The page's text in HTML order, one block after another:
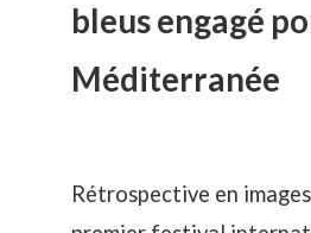
bleus engagé
Méditerranée
Rétrospective en